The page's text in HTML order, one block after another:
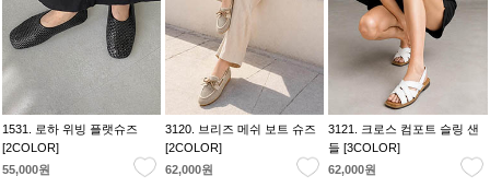
1531. 로하 위빙 플랫슈즈
[2COLOR]
55,000원
3120. 브리즈 메쉬 보트 슈즈
[2COLOR]
62,000원
3121. 크로스 컴포트 슬링 샌
들 [3COLOR]
62,000원